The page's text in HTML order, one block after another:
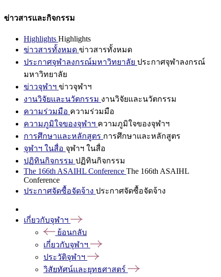
ข่าวสารและกิจกรรม
Highlights Highlights
ข่าวสารทั้งหมด ข่าวสารทั้งหมด
ประกาศจุฬาลงกรณ์มหาวิทยาลัย ประกาศจุฬาลงกรณ์
มหาวิทยาลัย
ข่าวจุฬาฯ ข่าวจุฬาฯ
งานวิจัยและนวัตกรรม งานวิจัยและนวัตกรรม
ความร่วมมือ ความร่วมมือ
ความภูมิใจของจุฬาฯ ความภูมิใจของจุฬาฯ
การศึกษาและหลักสูตร การศึกษาและหลักสูตร
จุฬาฯ ในสื่อ จุฬาฯ ในสื่อ
ปฏิทินกิจกรรม ปฏิทินกิจกรรม
The 166th ASAIHL Conference The 166th ASAIHL
Conference
ประกาศจัดซื้อจัดจ้าง ประกาศจัดซื้อจัดจ้าง
เกี่ยวกับจุฬาฯ
ย้อนกลับ
เกี่ยวกับจุฬาฯ
ประวัติจุฬาฯ
วิสัยทัศน์และยุทธศาสตร์